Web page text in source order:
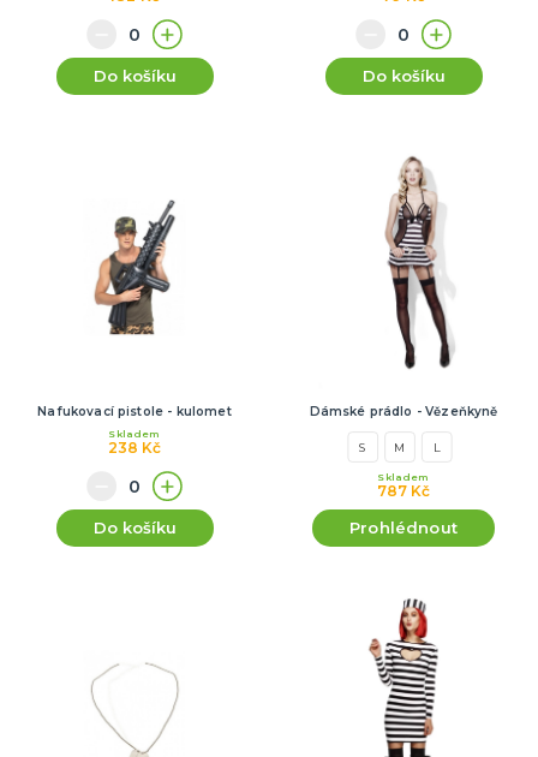
Do košíku Do košíku
Nafukovací pistole - kulomet
238 Kč
Skladem
Do košíku
Dámské prádlo - Vězeňkyně
S M L
787 Kč
Skladem
Prohlédnout